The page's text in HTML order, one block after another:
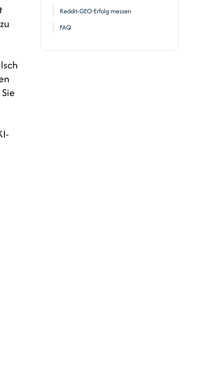
Reddit-GEO-Erfolg messen
FAQ